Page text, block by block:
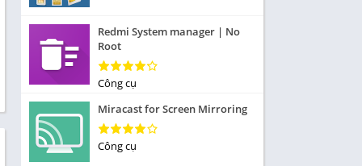
Yêu thích
Ghép hình
Cuộc đua
Nhập vai
Mô phỏng
Chiến lược
Trả lời câu hỏi
Redmi System manager | No
Root
Công cụ
Miracast for Screen Mirroring
Công cụ